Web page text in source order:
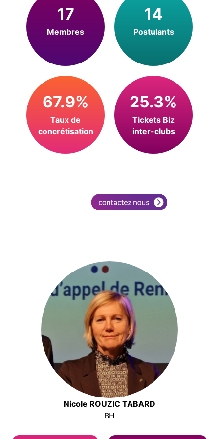
17
Membres
14
Postulants
67.9%
Taux de
concrétisation
25.3%
Tickets Biz
inter-clubs
Nicole ROUZIC TABARD
BH